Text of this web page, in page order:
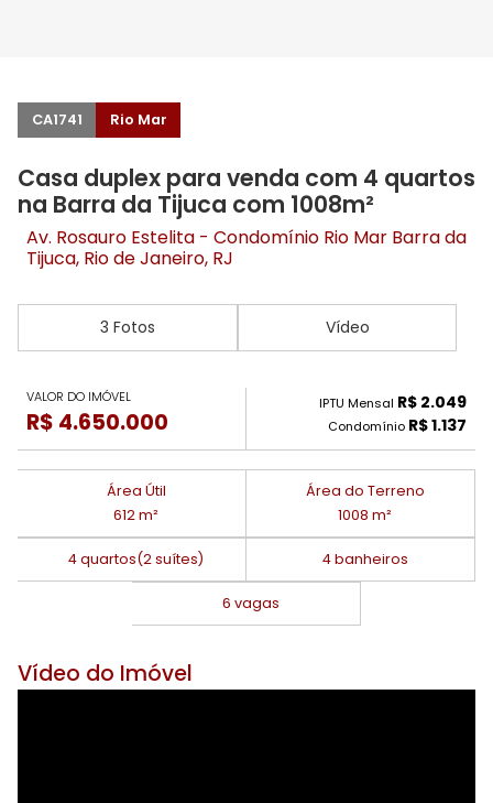
CA1741 Rio Mar
Casa duplex para venda com 4 quartos
na Barra da Tijuca com 1008m²
Av. Rosauro Estelita - Condomínio Rio Mar Barra da
Tijuca, Rio de Janeiro, RJ
3 Fotos Vídeo
VALOR DO IMÓVEL
R$ 4.650.000
IPTU Mensal R$ 2.049
Condomínio R$ 1.137
Área Útil
612 m²
Área do Terreno
1008 m²
4 quartos(2 suítes) 4 banheiros
6 vagas
Vídeo do Imóvel